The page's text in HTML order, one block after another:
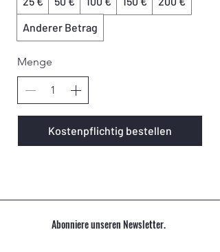
Anderer Betrag
Menge
Kostenpflichtig bestellen
Abonniere unseren Newsletter.